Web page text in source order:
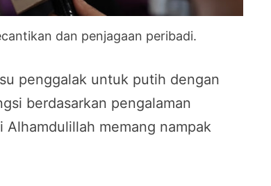
dan penjagaan peribadi.
penggalak untuk putih dengan
berdasarkan pengalaman
memang nampak